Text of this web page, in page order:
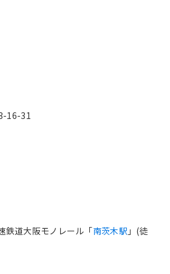
16-31
鉄道大阪モノレール「南茨木駅 」(徒